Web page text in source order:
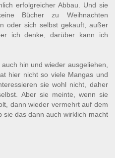
erfolgreicher Abbau. Und sie
Bücher zu Weihnachten
oder sich selbst gekauft, außer
ich denke, darüber kann ich
hin und wieder ausgeliehen,
hier nicht so viele Mangas und
sie wohl nicht, daher
Aber sie meinte, wenn sie
dann wieder vermehrt auf dem
sie das dann auch wirklich macht